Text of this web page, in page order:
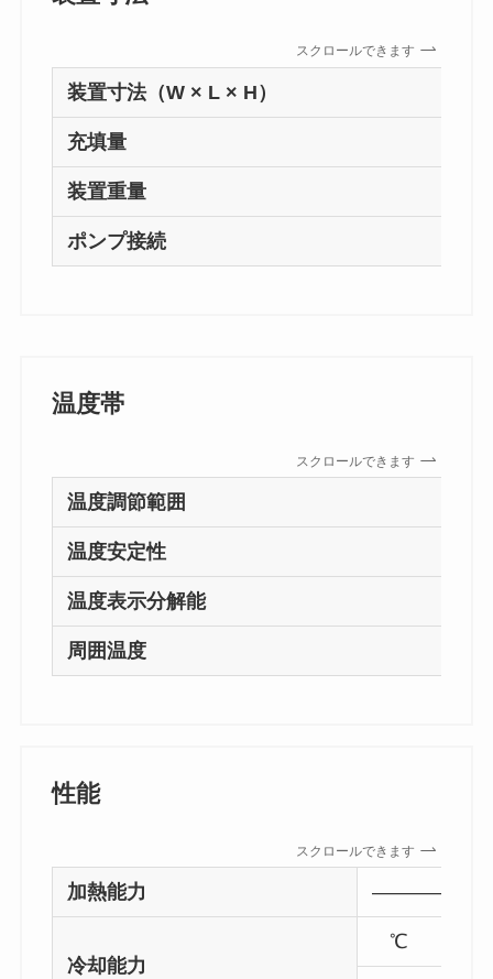
スクロールできます
装置寸法（W × L × H）
充填量
装置重量
ポンプ接続
温度帯
スクロールできます
温度調節範囲
温度安定性
温度表示分解能
周囲温度
性能
スクロールできます
加熱能力 ————
冷却能力
℃